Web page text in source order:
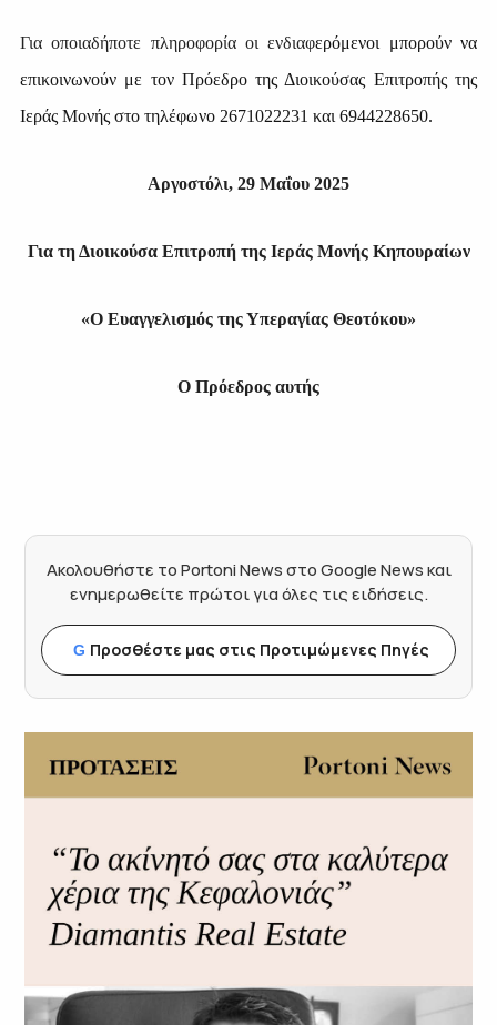
Για οποιαδήποτε πληροφορία οι ενδιαφερόμενοι μπορούν να
επικοινωνούν με τον Πρόεδρο της Διοικούσας Επιτροπής της
Ιεράς Μονής στο τηλέφωνο 2671022231 και 6944228650.
Αργοστόλι, 29 Μαΐου 2025
Για τη Διοικούσα Επιτροπή της Ιεράς Μονής Κηπουραίων
«Ο Ευαγγελισμός της Υπεραγίας Θεοτόκου»
Ο Πρόεδρος αυτής
Ακολουθήστε το Portoni News στο Google News και
ενημερωθείτε πρώτοι για όλες τις ειδήσεις.
G Προσθέστε μας στις Προτιμώμενες Πηγές